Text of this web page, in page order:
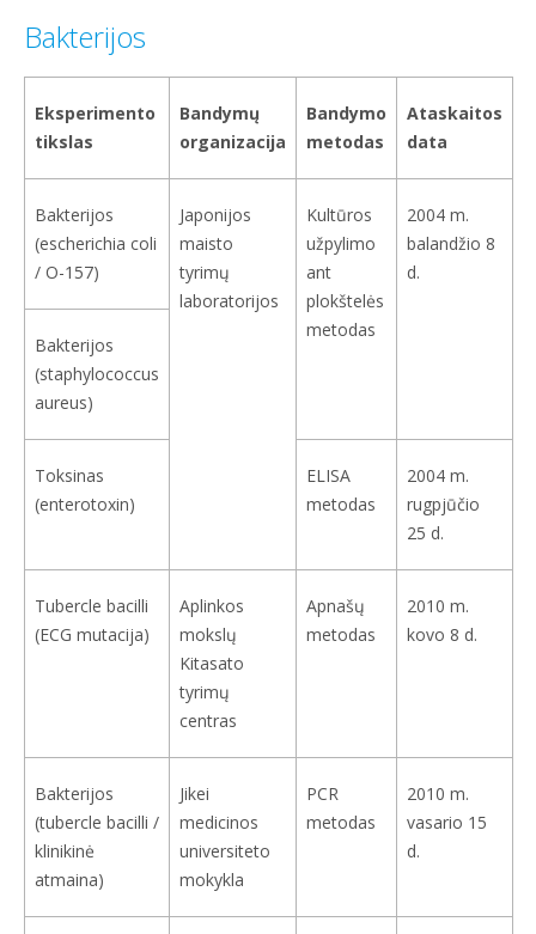
Bakterijos
Eksperimento
tikslas
Bandymų
organizacija
Bandymo
metodas
Ataskaitos
data
Bakterijos
(escherichia coli
/ O-157)
Japonijos
maisto
tyrimų
laboratorijos
Kultūros
užpylimo
ant
plokštelės
metodas
2004 m.
balandžio 8
d.
Bakterijos
(staphylococcus
aureus)
Toksinas
(enterotoxin)
ELISA
metodas
2004 m.
rugpjūčio
25 d.
Tubercle bacilli
(ECG mutacija)
Aplinkos
mokslų
Kitasato
tyrimų
centras
Apnašų
metodas
2010 m.
kovo 8 d.
Bakterijos
(tubercle bacilli /
klinikinė
atmaina)
Jikei
medicinos
universiteto
mokykla
PCR
metodas
2010 m.
vasario 15
d.